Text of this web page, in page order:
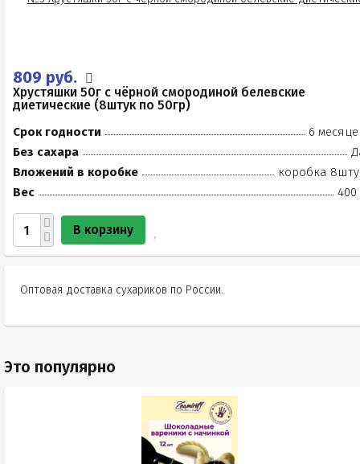
809 руб.
Хрустяшки 50г с чёрной смородиной белевские
диетические (8штук по 50гр)
Срок годности
6
Без сахара
Вложений в коробке
коробка
Вес
400
В корзину
Оптовая доставка сухариков по России.
Это популярно